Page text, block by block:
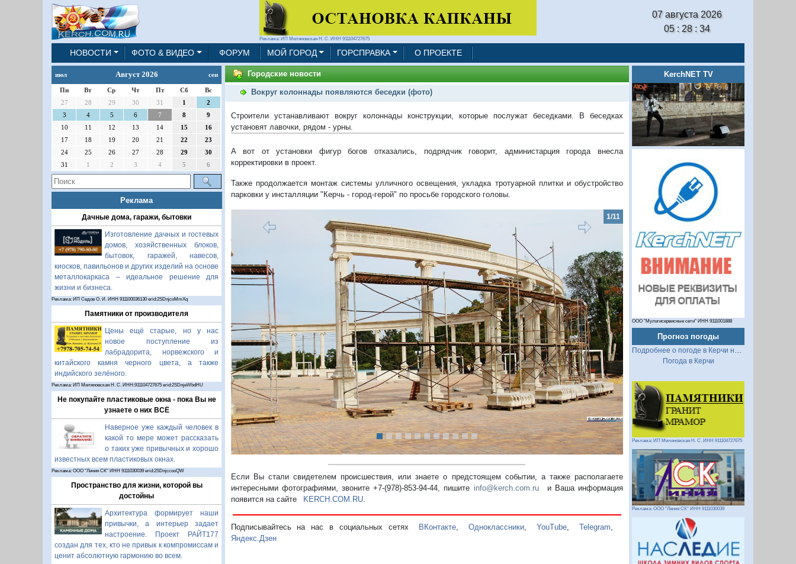
Реклама: ИП Миляновская Н. С. ИНН 911104727675
07 августа 2026
05 : 28 : 35
НОВОСТИ ФОТО & ВИДЕО ФОРУМ МОЙ ГОРОД ГОРСПРАВКА О ПРОЕКТЕ
июл Август 2026 сен
Пн Вт Ср Чт Пт Сб
Вс
27
28 29 30 31 1
2
3
4 5 6 7 8
9
10
11 12 13 14 15
16
17
18 19 20 21 22
23
24
25 26 27 28 29
30
31
1 2 3 4 5 6
Реклама
Дачные дома, гаражи, бытовки
Изготовление дачных и гостевых
домов, хозяйственных блоков,
бытовок, гаражей, навесов,
киосков, павильонов и других изделий на основе
металлокаркаса – идеальное решение для
жизни и бизнеса.
Реклама: ИП Седов О. И. ИНН 911100036130 erid:2SDnjcoMmXq
Памятники от производителя
Цены ещё старые, но у нас
новое поступление из
лабрадорита, норвежского и
китайского камня черного цвета, а также
индийского зелёного.
Реклама: ИП Миляновская Н. С. ИНН:911104727675 erid:2SDnjeWbdHU
Не покупайте пластиковые окна - пока Вы не
узнаете о них ВСЁ
Наверное уже каждый человек в
какой то мере может рассказать
о таких уже привычных и хорошо
известных всем пластиковых окнах.
Реклама: ООО "Линия СК" ИНН 9111030039 erid:2SDnjccooQW
Пространство для жизни, которой вы
достойны
Архитектура формирует наши
привычки, а интерьер задает
настроение. Проект РАЙТ177
создан для тех, кто не привык к компромиссам и
ценит абсолютную гармонию во всем.
Городские новости
Вокруг колоннады появляются беседки (фото)
Строители устанавливают вокруг колоннады конструкции, которые послужат беседками. В беседках
установят лавочки, рядом - урны.
А вот от установки фигур богов отказались, подрядчик говорит, администарция города внесла
корректировки в проект.
Также продолжается монтаж системы улличного освещения, укладка тротуарной плитки и обустройство
парковки у инсталляции "Керчь - город-герой" по просьбе городского головы.
Предыдущий Следующий
Если Вы стали свидетелем происшествия, или знаете о предстоящем событии, а также располагаете
интересными фотографиями, звоните +7-(978)-853-94-44, пишите info@kerch.com.ru и Ваша информация
появится на сайте KERCH.COM.RU.
Подписывайтесь на нас в социальных сетях ВКонтакте Одноклассники ,YouTube ,Telegram
Яндекс.Дзен
KerchNET TV
ООО "Мультисервисные сети" ИНН 9111001888
Прогноз погоды
Подробнее о погоде в Керчи на 2 недели
Погода в Керчи
Реклама: ИП Миляновская Н. С. ИНН 911104727675
Реклама: ООО "Линия СК" ИНН 9111030039